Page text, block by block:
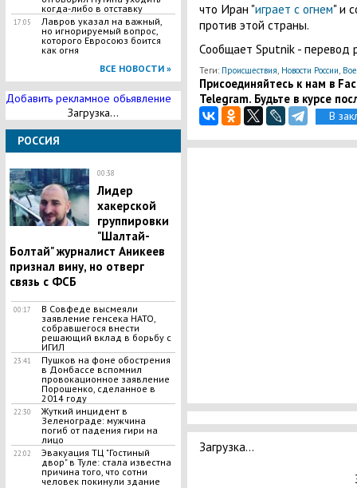
когда-либо в отставку
17:05
Лавров указал на важный,
но игнорируемый вопрос,
которого Евросоюз боится
как огня
ВСЕ НОВОСТИ »
Добавить рекламное обьявление
Загрузка...
РОССИЯ
00:38
Лидер
хакерской
группировки
"Шалтай-
Болтай" журналист Аникеев
признал вину, но отверг
связь с ФСБ
00:17
В Совфеде высмеяли
заявление генсека НАТО,
собравшегося внести
решающий вклад в борьбу с
ИГИЛ
23:41
Пушков на фоне обострения
в Донбассе вспомнил
провокационное заявление
Порошенко, сделанное в
2014 году
22:30
​Жуткий инцидент в
Зеленограде: мужчина
погиб от падения гири на
лицо
22:02
​Эвакуация ТЦ "Гостиный
двор" в Туле: стала известна
причина того, что сотни
человек покинули здание
что Иран "играет с огнем" и
против этой страны.
Сообщает Sputnik - перевод
Теги: Происшествия, Новости России,
Присоединяйтесь к нам в
Telegram. Будьте в курсе
В
Загрузка...